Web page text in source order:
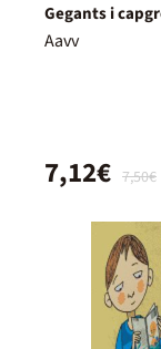
Gegants i
Aavv
7,50€
7,12€